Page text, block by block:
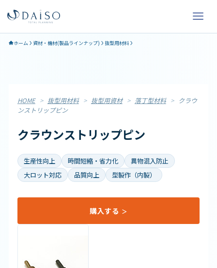
ホーム 資材・機材(製品ラインナップ) 抜型用材料
HOME > 抜型用材料 > 抜型用資材 > 落丁型材料 >
クラウ
ンストリップピン
クラウンストリップピン
生産性向上 時間短縮・省力化
異物混入防止
大ロット対応
品質向上 型製作（内製）
購入する